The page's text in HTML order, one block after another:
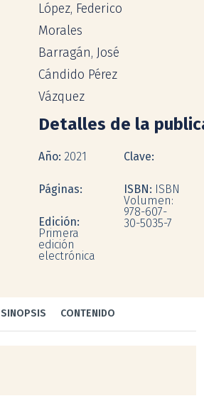
López, Federico
Morales
Barragán, José
Cándido Pérez
Vázquez
Detalles de la
Año: 2021
Páginas:
Edición:
Primera
edición
electrónica
Clave:
ISBN: ISBN
Volumen:
978-607-
30-5035-7
SINOPSIS CONTENIDO